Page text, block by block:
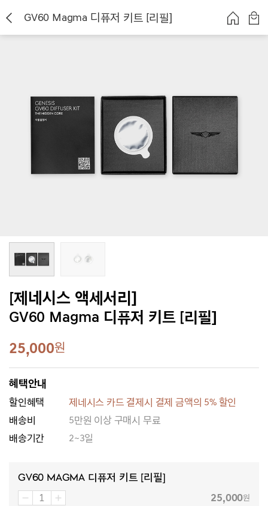
GV60 Magma 디퓨저 키트 [리필]
[제네시스 액세서리]
GV60 Magma 디퓨저 키트 [리필]
25,000원
혜택안내
할인혜택
제네시스 카드 결제시 결제 금액의 5% 할인
배송비
5만원 이상 구매시 무료
배송기간
2~3일
GV60 Magma 디퓨저 키트 [리필]
25,000원